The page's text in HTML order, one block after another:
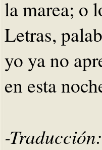
la marea; o
Letras,
yo ya no
en esta
-